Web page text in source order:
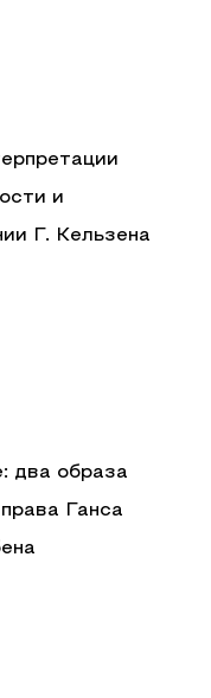
и
Г. Кельзена
два образа
Ганса